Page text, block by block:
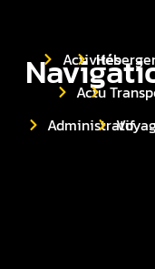
Activités
Actu
Administratif